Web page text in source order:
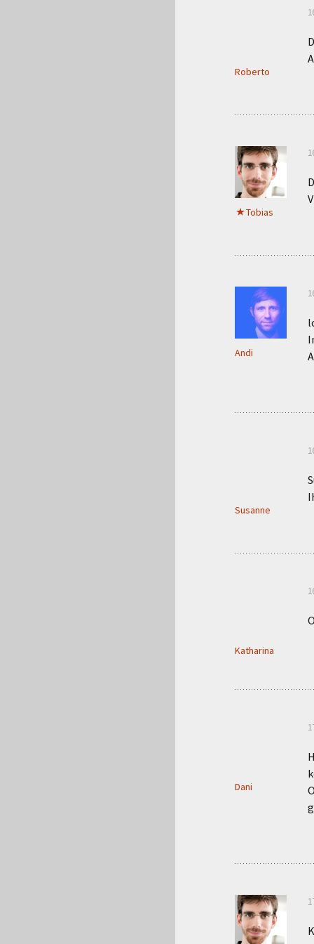
Roberto
Tobias
Andi
Susanne
Katharina
Dani